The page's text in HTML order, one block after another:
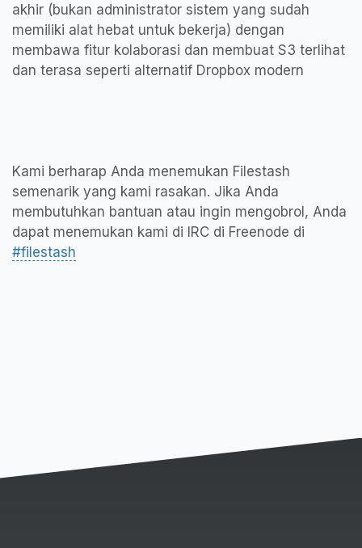
akhir (bukan administrator sistem yang sudah
memiliki alat hebat untuk bekerja) dengan
membawa fitur kolaborasi dan membuat S3 terlihat
dan terasa seperti alternatif Dropbox modern
Kami berharap Anda menemukan Filestash
semenarik yang kami rasakan. Jika Anda
membutuhkan bantuan atau ingin mengobrol, Anda
dapat menemukan kami di IRC di Freenode di
#filestash